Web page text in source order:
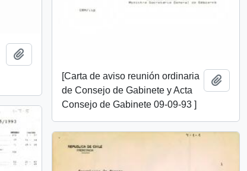
Añadir al portapapeles
[Carta de aviso reunión ordinaria
de Consejo de Gabinete y Acta
Consejo de Gabinete 09-09-93 ]